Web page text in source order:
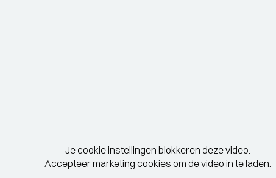
Je cookie instellingen blokkeren deze video.
Accepteer marketing cookies om de video in te laden.